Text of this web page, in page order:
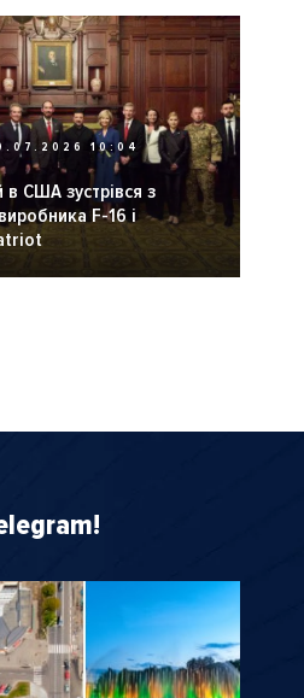
10:04
в США зустрівся з
F-16 і